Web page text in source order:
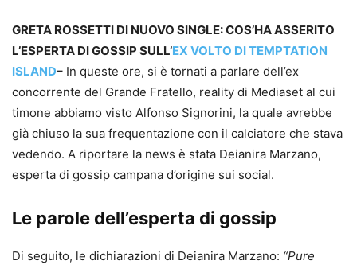
GRETA ROSSETTI DI NUOVO SINGLE: COS’HA ASSERITO
L’ESPERTA DI GOSSIP SULL’EX VOLTO DI TEMPTATION
ISLAND– In queste ore, si è tornati a parlare dell’ex
concorrente del Grande Fratello, reality di Mediaset al cui
timone abbiamo visto Alfonso Signorini, la quale avrebbe
già chiuso la sua frequentazione con il calciatore che stava
vedendo. A riportare la news è stata Deianira Marzano,
esperta di gossip campana d’origine sui social.
Le parole dell’esperta di gossip
Di seguito, le dichiarazioni di Deianira Marzano: “Pure